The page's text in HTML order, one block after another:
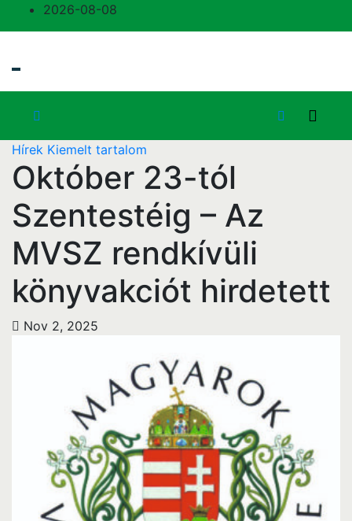
2026-08-08
Hírek Kiemelt tartalom
Október 23-tól
Szentestéig – Az
MVSZ rendkívüli
könyvakciót hirdetett
Nov 2, 2025